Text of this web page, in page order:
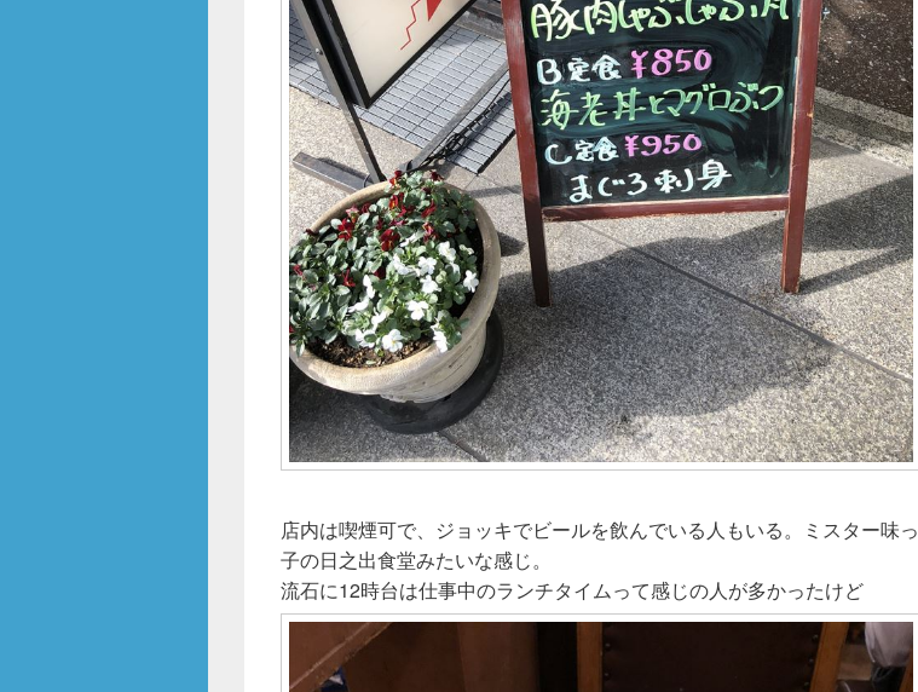
店内は喫煙可で、ジョッキでビールを飲んでいる人もいる。ミスター味っ
子の日之出食堂みたいな感じ。
流石に12時台は仕事中のランチタイムって感じの人が多かったけど